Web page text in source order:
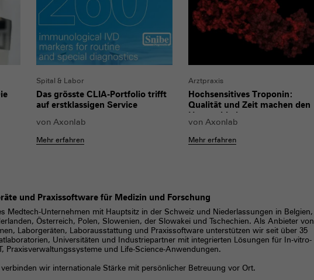
Spital & Labor
Das grösste CLIA-Portfolio trifft
auf erstklassigen Service
von Axonlab
Mehr erfahren
Arztpraxis
Hochsensitives Troponin:
Qualität und Zeit machen den
Unterschied
von Axonlab
Mehr erfahren
und Praxissoftware für Medizin und Forschung
Medtech-Unternehmen mit Hauptsitz in der Schweiz und Niederlassungen in Belgien,
Österreich, Polen, Slowenien, der Slowakei und Tschechien. Als Anbieter von
Laborgeräten, Laborausstattung und Praxissoftware unterstützen wir seit über 35
Universitäten und Industriepartner mit integrierten Lösungen für In-vitro-
Praxisverwaltungssysteme und Life-Science-Anwendungen.
wir internationale Stärke mit persönlicher Betreuung vor Ort.